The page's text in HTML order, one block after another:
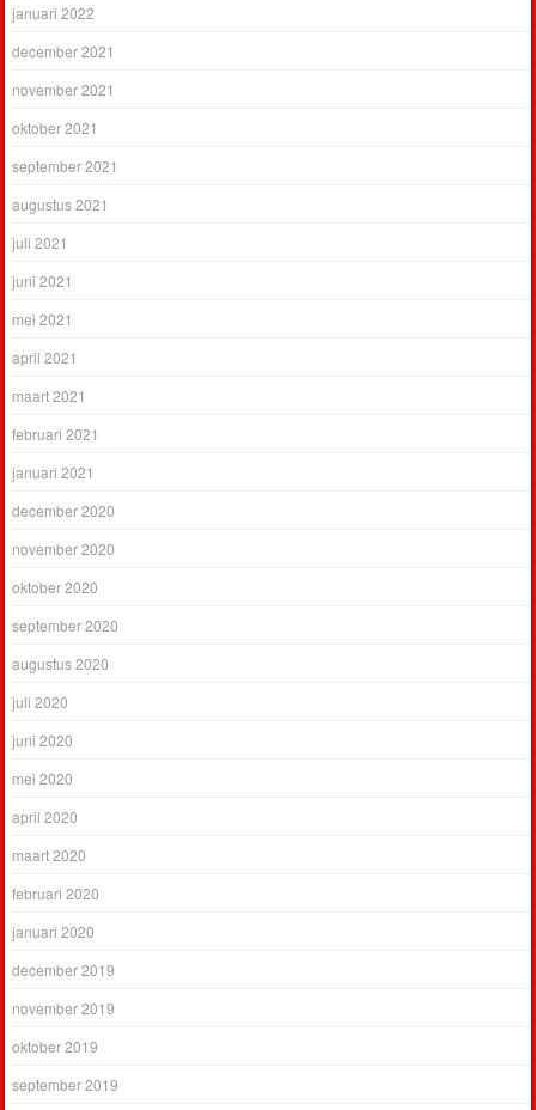
januari 2022
december 2021
november 2021
oktober 2021
september 2021
augustus 2021
juli 2021
juni 2021
mei 2021
april 2021
maart 2021
februari 2021
januari 2021
december 2020
november 2020
oktober 2020
september 2020
augustus 2020
juli 2020
juni 2020
mei 2020
april 2020
maart 2020
februari 2020
januari 2020
december 2019
november 2019
oktober 2019
september 2019